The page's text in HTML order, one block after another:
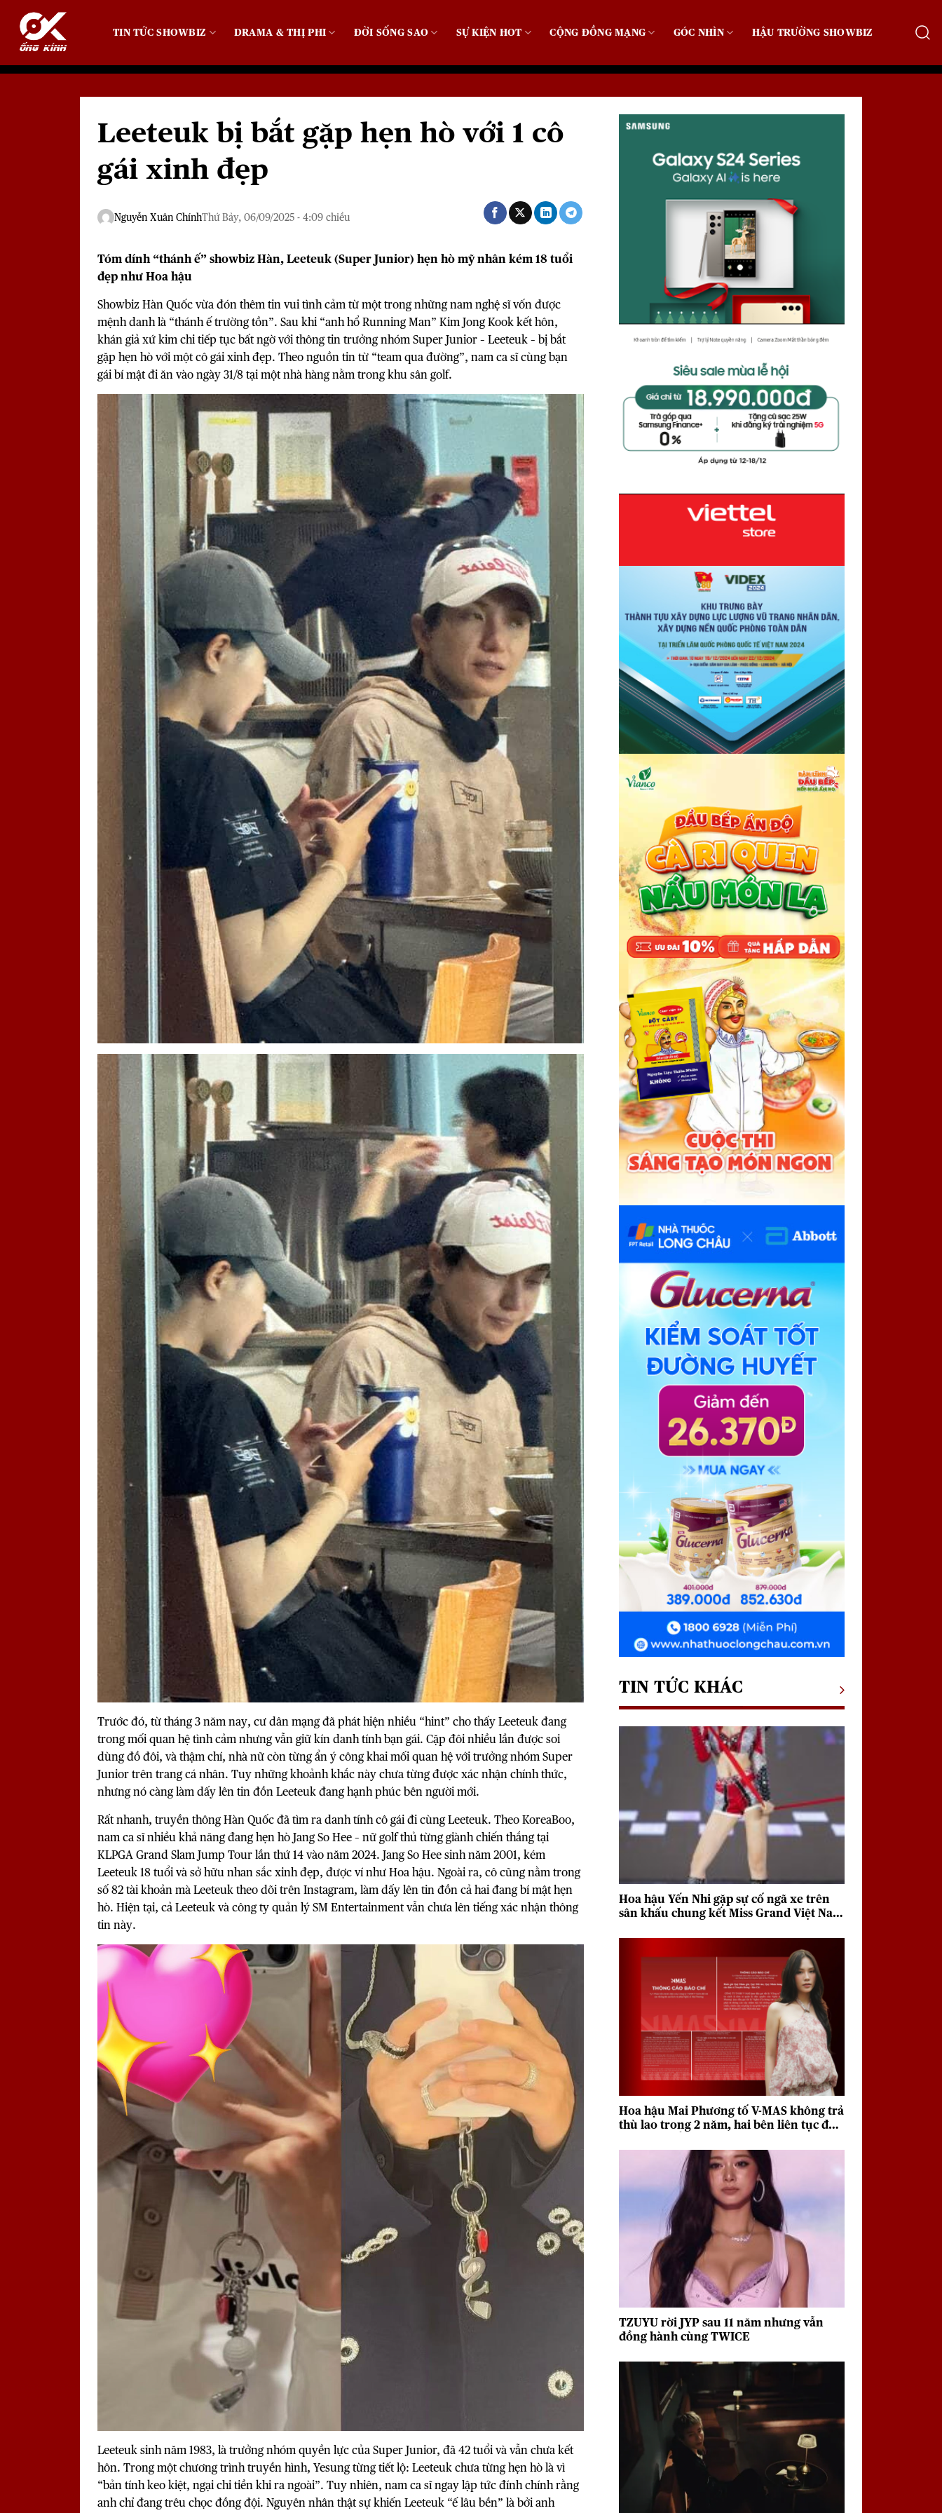
TIN TỨC SHOWBIZ DRAMA & THỊ PHI ĐỜI SỐNG SAO SỰ KIỆN HOT CỘNG ĐỒNG MẠNG GÓC NHÌN HẬU TRƯỜNG SHOWBIZ
Leeteuk bị bắt gặp hẹn hò với 1 cô
gái xinh đẹp
Nguyễn Xuân ChínhThứ Bảy, 06/09/2025 - 4:09 chiều
Tóm dính “thánh ế” showbiz Hàn, Leeteuk (Super Junior) hẹn hò mỹ nhân kém 18 tuổi
đẹp như Hoa hậu
Showbiz Hàn Quốc vừa đón thêm tin vui tình cảm từ một trong những nam nghệ sĩ vốn được
mệnh danh là “thánh ế trường tồn”. Sau khi “anh hổ Running Man” Kim Jong Kook kết hôn,
khán giả xứ kim chi tiếp tục bất ngờ với thông tin trưởng nhóm Super Junior – Leeteuk – bị bắt
gặp hẹn hò với một cô gái xinh đẹp. Theo nguồn tin từ “team qua đường”, nam ca sĩ cùng bạn
gái bí mật đi ăn vào ngày 31/8 tại một nhà hàng nằm trong khu sân golf.
Trước đó, từ tháng 3 năm nay, cư dân mạng đã phát hiện nhiều “hint” cho thấy Leeteuk đang
trong mối quan hệ tình cảm nhưng vẫn giữ kín danh tính bạn gái. Cặp đôi nhiều lần được soi
dùng đồ đôi, và thậm chí, nhà nữ còn từng ẩn ý công khai mối quan hệ với trưởng nhóm Super
Junior trên trang cá nhân. Tuy những khoảnh khắc này chưa từng được xác nhận chính thức,
nhưng nó càng làm dấy lên tin đồn Leeteuk đang hạnh phúc bên người mới.
Rất nhanh, truyền thông Hàn Quốc đã tìm ra danh tính cô gái đi cùng Leeteuk. Theo KoreaBoo,
nam ca sĩ nhiều khả năng đang hẹn hò Jang So Hee – nữ golf thủ từng giành chiến thắng tại
KLPGA Grand Slam Jump Tour lần thứ 14 vào năm 2024. Jang So Hee sinh năm 2001, kém
Leeteuk 18 tuổi và sở hữu nhan sắc xinh đẹp, được ví như Hoa hậu. Ngoài ra, cô cũng nằm trong
số 82 tài khoản mà Leeteuk theo dõi trên Instagram, làm dấy lên tin đồn cả hai đang bí mật hẹn
hò. Hiện tại, cả Leeteuk và công ty quản lý SM Entertainment vẫn chưa lên tiếng xác nhận thông
tin này.
Leeteuk sinh năm 1983, là trưởng nhóm quyền lực của Super Junior, đã 42 tuổi và vẫn chưa kết
hôn. Trong một chương trình truyền hình, Yesung từng tiết lộ: Leeteuk chưa từng hẹn hò là vì
“bản tính keo kiệt, ngại chi tiền khi ra ngoài”. Tuy nhiên, nam ca sĩ ngay lập tức đính chính rằng
anh chỉ đang trêu chọc đồng đội. Nguyên nhân thật sự khiến Leeteuk “ế lâu bền” là bởi anh
TIN TỨC KHÁC
Hoa hậu Yến Nhi gặp sự cố ngã xe trên
sân khấu chung kết Miss Grand Việt Nam
Hoa hậu Mai Phương tố V-MAS không trả
thù lao trong 2 năm, hai bên liên tục đưa
TZUYU rời JYP sau 11 năm nhưng vẫn
đồng hành cùng TWICE